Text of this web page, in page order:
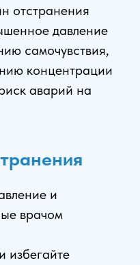
отстранения
давление
самочувствия,
концентрации
аварий на
и
врачом
избегайте